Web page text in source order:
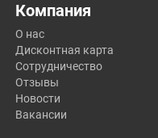
Компания
О нас
Дисконтная карта
Сотрудничество
Отзывы
Новости
Вакансии